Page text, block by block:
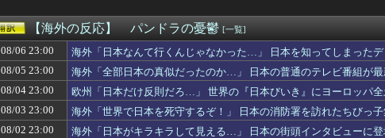
【愕然】新幹線や飛行機の乗り方がわからない奴 ← こいつｗｗｗｗｗｗｗｗ
【悲報】吉岡里帆さん、アドリブで相手役俳優の手を取りお胸に押し当てる（画
【画像】あの人気ポケモン、超エッチなフィギュアになるwww
元山飛優←意外と守備範囲が微妙だった件
【画像】セクシー女優・三浦恵理子、全裸ナマ乳がHすぎる
【動画】スレンダー美脚女子大生さん、公園でパンツを脱いでしまうｗｗｗwｗ
オタク「実際にプレイしたらわかるけどライザは友達って感じで性的な目では見
「安物買いの銭失いだったねぇ」とインドネシア高速鉄道の最終処分に日本側騒
【海外の反応】 パンドラの憂鬱 [一覧]
08/06 23:00
海外「日本なんて行くんじゃなかった…」 日本を知ってしまった
08/05 23:00
海外「全部日本の真似だったのか…」 日本の普通のテレビ番組が
08/04 23:00
欧州「日本だけ反則だろ…」 世界の『日本びいき』にヨーロッパ
08/03 23:00
海外「世界で日本を死守するぞ！」 日本の消防署を訪れたちびっ
08/02 23:00
海外「日本がキラキラして見える…」 日本の街頭インタビューに